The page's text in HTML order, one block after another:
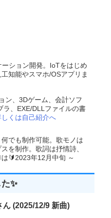
ション開発。IoTをはじめ
知能やスマホ/OSアプリま
ン、3Dゲーム、会計ソフ
ラ、EXE/DLLファイルの書
しくは自己紹介へ
でも制作可能。歌モノは
を制作。歌詞は抒情詩、
🔰2023年12月中旬 ～
✨
(2025/12/9 新曲)